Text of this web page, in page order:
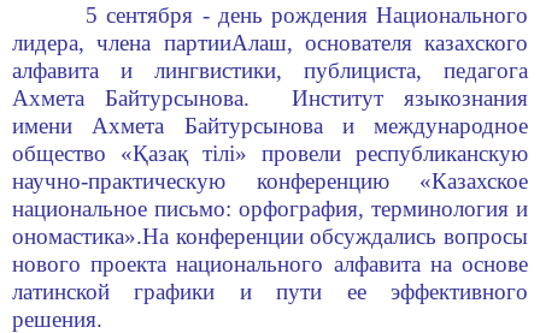
5 сентября - день рождения Национального
лидера, члена партииАлаш, основателя казахского
алфавита и лингвистики, публициста, педагога
Ахмета Байтурсынова. Институт языкознания
имени Ахмета Байтурсынова и международное
общество «Қазақ тілі» провели республиканскую
научно-практическую конференцию «Казахское
национальное письмо: орфография, терминология и
ономастика».На конференции обсуждались вопросы
нового проекта национального алфавита на основе
латинской графики и пути ее эффективного
решения.